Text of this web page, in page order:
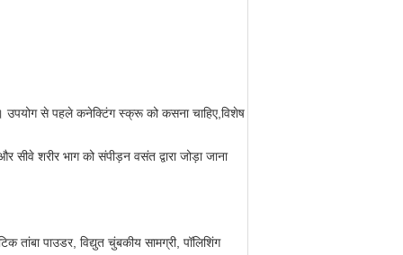
उपयोग से पहले कनेक्टिंग स्क्रू को कसना चाहिए,विशेष
शरीर भाग को संपीड़न वसंत द्वारा जोड़ा जाना
तांबा पाउडर, विद्युत चुंबकीय सामग्री, पॉलिशिंग